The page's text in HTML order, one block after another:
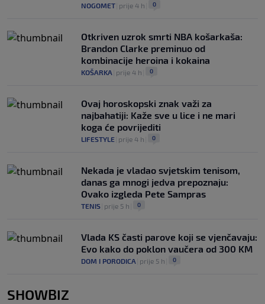
NOGOMET prije 4 h 0
Otkriven uzrok smrti NBA košarkaša:
Brandon Clarke preminuo od
kombinacije heroina i kokaina
KOŠARKA prije 4 h 0
Ovaj horoskopski znak važi za
najbahatiji: Kaže sve u lice i ne mari
koga će povrijediti
LIFESTYLE prije 4 h 0
Nekada je vladao svjetskim tenisom,
danas ga mnogi jedva prepoznaju:
Ovako izgleda Pete Sampras
TENIS prije 5 h 0
Vlada KS časti parove koji se vjenčavaju:
Evo kako do poklon vaučera od 300 KM
DOM I PORODICA prije 5 h 0
SHOWBIZ